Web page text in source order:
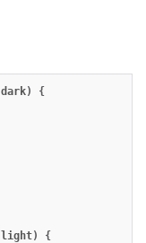
dark)
{
light)
{